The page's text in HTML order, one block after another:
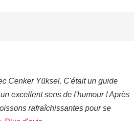
Cenker Yüksel. C'était un guide
excellent sens de l'humour ! Après
rafraîchissantes pour se